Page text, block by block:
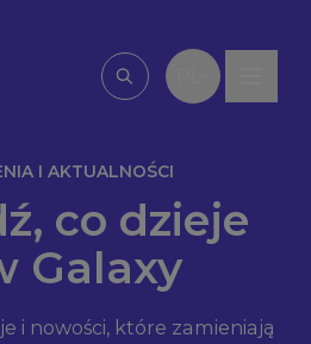
Wpisz, czego
I AKTUALNOŚCI
co dzieje
Galaxy
i nowości, które zamieniają